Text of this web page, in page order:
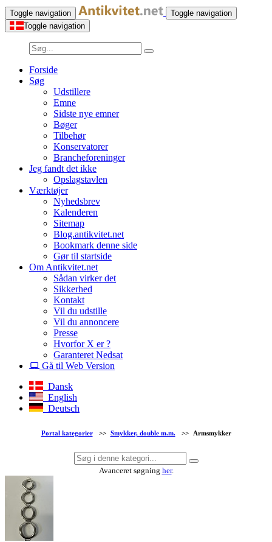
Toggle navigation
Toggle navigation
Toggle navigation
Forside
Søg
Udstillere
Emne
Sidste nye emner
Bøger
Tilbehør
Konservatorer
Brancheforeninger
Jeg fandt det ikke
Opslagstavlen
Værktøjer
Nyhedsbrev
Kalenderen
Sitemap
Blog.antikvitet.net
Bookmark denne side
Gør til startside
Om Antikvitet.net
Sådan virker det
Sikkerhed
Kontakt
Vil du udstille
Vil du annoncere
Presse
Hvorfor X er ?
Garanteret Nedsat
Gå til Web Version
Dansk
English
Deutsch
Portal kategorier >> Smykker, double m.m. >> Armsmykker
Avanceret søgning her.